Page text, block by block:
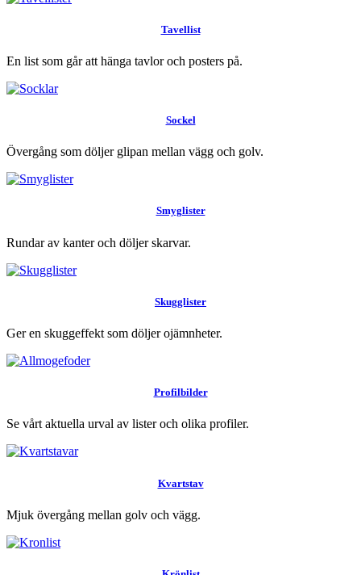
Tavellist
En list som går att hänga tavlor och posters på.
Sockel
Övergång som döljer glipan mellan vägg och golv.
Smyglister
Rundar av kanter och döljer skarvar.
Skugglister
Ger en skuggeffekt som döljer ojämnheter.
Profilbilder
Se vårt aktuella urval av lister och olika profiler.
Kvartstav
Mjuk övergång mellan golv och vägg.